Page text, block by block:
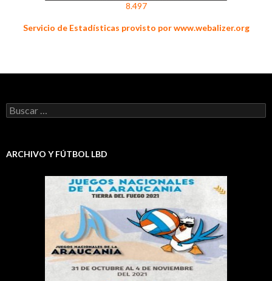
8.497
Servicio de Estadísticas provisto por www.webalizer.org
Buscar:
ARCHIVO Y FÚTBOL LBD